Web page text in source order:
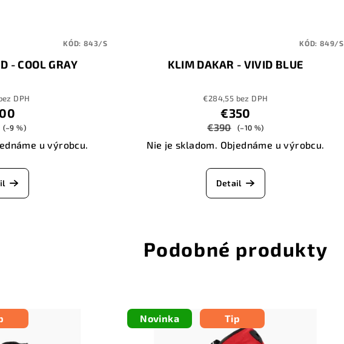
- COOL GRAY
DPH
(–9 %)
u výrobcu.
KÓD: 843/S
KLIM DAKAR - VIVID BLUE
€284,55 bez DPH
€350
€390 (–10 %)
Nie je skladom. Objednáme u výrobcu.
Detail
KÓD: 849/S
Podobné produkty
Novinka Tip